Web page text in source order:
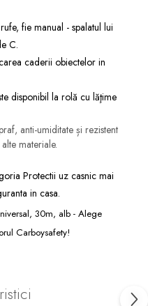
fie manual - spalatul lui
C.
caderii obiectelor in
disponibil la rolă cu lăţime
anti-umiditate și rezistent
materiale.
Protectii uz casnic mai
in casa.
30m, alb - Alege
Carboysafety!